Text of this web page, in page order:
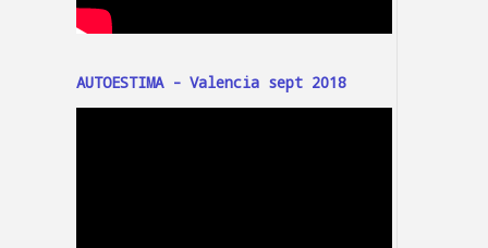
AUTOESTIMA - Valencia sept 2018